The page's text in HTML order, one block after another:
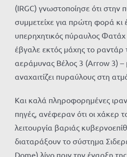
(IRGC) γνωστοποίησε ότι στην
συμμετείχε για πρώτη φορά κι
υπερηχητικός πύραυλος
έβγαλε εκτός μάχης το ραντάρ
αεράμυνας Βέλος 3 (Arrow 3) –
αναχαιτίζει πυραύλους στη
Και καλά πληροφορημένες
πηγές, ανέφεραν ότι οι χάκερ
λειτουργία βαριάς
διαταράξουν το σύστημα
Dome) λίγο πριν την έναρξη